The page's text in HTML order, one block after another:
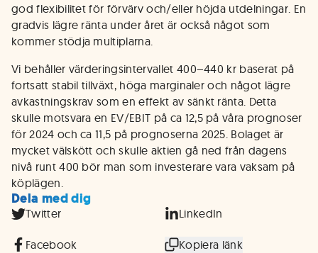
god flexibilitet för förvärv och/eller höjda utdelningar. En
gradvis lägre ränta under året är också något som
kommer stödja multiplarna.
Vi behåller värderingsintervallet 400–440 kr baserat på
fortsatt stabil tillväxt, höga marginaler och något lägre
avkastningskrav som en effekt av sänkt ränta. Detta
skulle motsvara en EV/EBIT på ca 12,5 på våra prognoser
för 2024 och ca 11,5 på prognoserna 2025. Bolaget är
mycket välskött och skulle aktien gå ned från dagens
nivå runt 400 bör man som investerare vara vaksam på
köplägen.
Dela med dig
Twitter LinkedIn
Facebook Kopiera länk